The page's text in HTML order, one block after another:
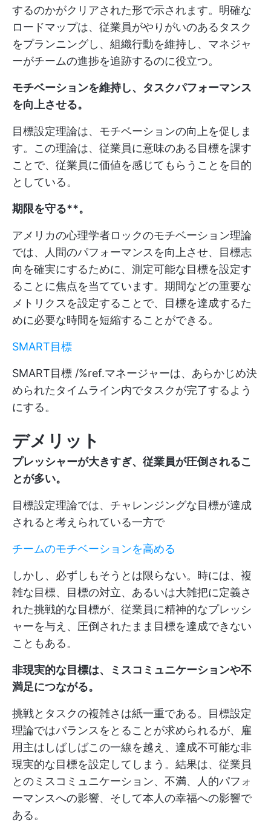
するのかがクリアされた形で示されます。明確な
ロードマップは、従業員がやりがいのあるタスク
をプランニングし、組織行動を維持し、マネジャ
ーがチームの進捗を追跡するのに役立つ。
モチベーションを維持し、タスクパフォーマンス
を向上させる。
目標設定理論は、モチベーションの向上を促しま
す。この理論は、従業員に意味のある目標を課す
ことで、従業員に価値を感じてもらうことを目的
としている。
期限を守る**。
アメリカの心理学者ロックのモチベーション理論
では、人間のパフォーマンスを向上させ、目標志
向を確実にするために、測定可能な目標を設定す
ることに焦点を当てています。期間などの重要な
メトリクスを設定することで、目標を達成するた
めに必要な時間を短縮することができる。
SMART目標
SMART目標 /%ref.マネージャーは、あらかじめ決
められたタイムライン内でタスクが完了するよう
にする。
デメリット
プレッシャーが大きすぎ、従業員が圧倒されるこ
とが多い。
目標設定理論では、チャレンジングな目標が達成
されると考えられている一方で
チームのモチベーションを高める
しかし、必ずしもそうとは限らない。時には、複
雑な目標、目標の対立、あるいは大雑把に定義さ
れた挑戦的な目標が、従業員に精神的なプレッシ
ャーを与え、圧倒されたまま目標を達成できない
こともある。
非現実的な目標は、ミスコミュニケーションや不
満足につながる。
挑戦とタスクの複雑さは紙一重である。目標設定
理論ではバランスをとることが求められるが、雇
用主はしばしばこの一線を越え、達成不可能な非
現実的な目標を設定してしまう。結果は、従業員
とのミスコミュニケーション、不満、人的パフォ
ーマンスへの影響、そして本人の幸福への影響で
ある。